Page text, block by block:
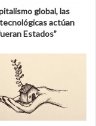
global, las
actúan
Estados”